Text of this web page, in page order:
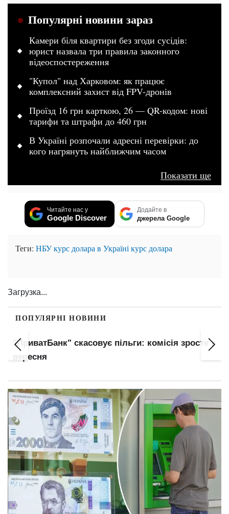
Популярні новини зараз
Камери біля квартири без згоди сусідів:
юрист назвала три правила законного
відеоспостереження
"Купол" над Харковом: як працює
комплексний захист від FPV-дронів
Проїзд 16 грн карткою, 26 — QR-кодом: нові
тарифи та штрафи до 460 грн
В Україні розпочали адресні перевірки: до
кого нагрянуть найближчим часом
Показати ще
Читайте нас у
Google Discover
Додайте в
джерела Google
Теги: НБУкурс долара в Україні курс долара
Загрузка...